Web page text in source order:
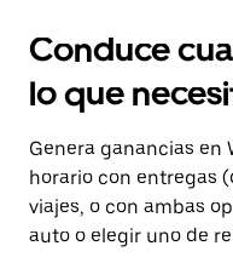
Conduce
lo que
Genera ganancias en
horario con entregas
viajes, o con ambas
auto o elegir uno de